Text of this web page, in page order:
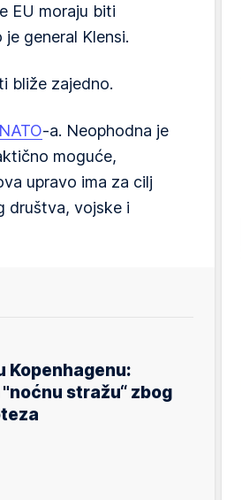
EU moraju biti
general Klensi.
bliže zajedno.
NATO-a. Neophodna je
moguće,
upravo ima za cilj
društva, vojske i
Kopenhagenu:
stražu“ zbog